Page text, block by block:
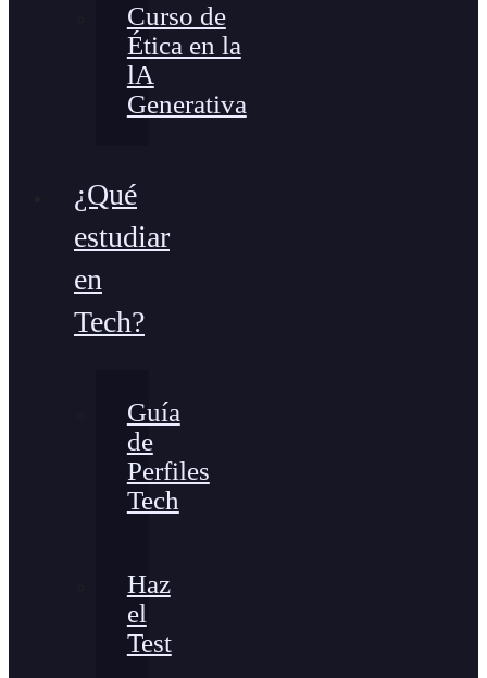
Curso de
Ética en la
lA
Generativa
¿Qué
estudiar
en
Tech?
Guía
de
Perfiles
Tech
Haz
el
Test